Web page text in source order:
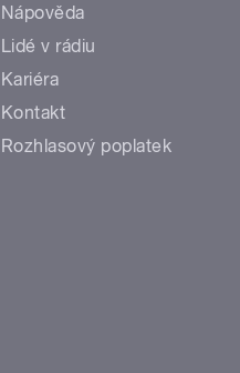
Nápověda
Lidé v rádiu
Kariéra
Kontakt
Rozhlasový poplatek